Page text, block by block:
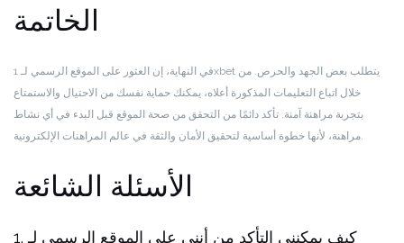
الخاتمة
في النهاية، إن العثور على الموقع الرسمي لـ 1xbet يتطلب بعض الجهد والحرص. من
خلال اتباع التعليمات المذكورة أعلاه، يمكنك حماية نفسك من الاحتيال والاستمتاع
بتجربة مراهنة آمنة. تأكد دائمًا من التحقق من صحة الموقع قبل البدء في أي نشاط
مراهنة، لأنها خطوة أساسية لتحقيق الأمان والثقة في عالم المراهنات الإلكترونية.
الأسئلة الشائعة
1. كيف يمكنني التأكد من أنني على الموقع الرسمي لـ